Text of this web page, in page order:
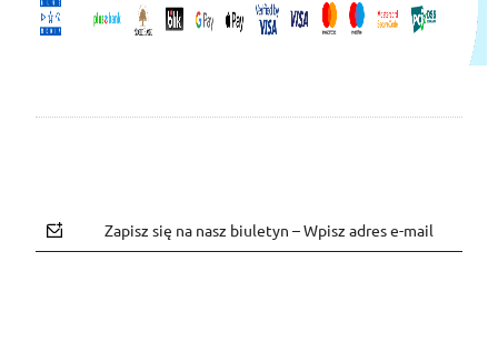
Zapisz się na nasz biuletyn – Wpisz adres e-mail